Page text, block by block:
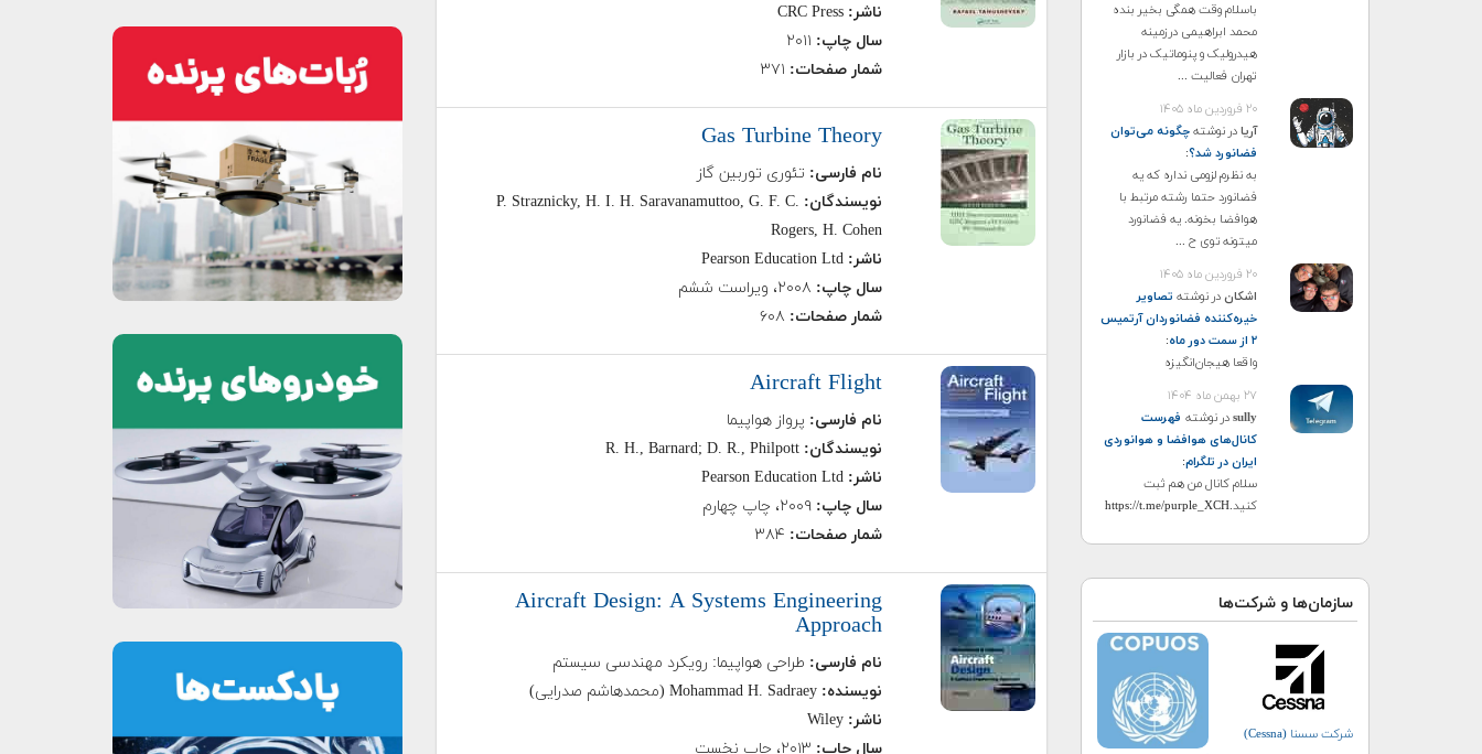
باسلام وقت همگی بخیر بنده
محمد ابراهیمی درزمینه
هیدرولیک و پنوماتیک در بازار
تهران فعالیت ...
۲۰ فروردین ماه ۱۴۰۵
آریادر نوشتهچگونه می‌توان
فضانورد شد؟:
به نظرم لزومی نداره که یه
فضانورد حتما رشته مرتبط با
هوافضا بخونه. یه فضانورد
میتونه توی ح ...
۲۰ فروردین ماه ۱۴۰۵
اشکاندر نوشته تصاویر
خیره‌کننده فضانوردان آرتمیس
۲ از سمت دور ماه
:
واقعا هیجان‌انگیزه
۲۷ بهمن ماه ۱۴۰۴
sullyدر نوشته فهرست
کانال‌های هوافضا و هوانوردی
ایران در تلگرام:
سلام کانال من هم ثبت
کنید.https://t.me/purple_XCH
سازمان‌ها و شرکت‌ها
شرکت سسنا (Cessna)
ناشر:
سال چاپ:
شمار صفحات:
Gas Turbine Theory
نام فارسی: تئوری توربین گاز
نویسندگان: P. Straznicky, H. I. H. Saravanamuttoo, G. F. C.
Rogers, H. Cohen
ناشر:
سال چاپ:
شمار صفحات:
Aircraft Flight
نام فارسی: پرواز هواپیما
نویسندگان: R. H., Barnard; D. R., Philpott
ناشر:
سال چاپ:
شمار صفحات:
Aircraft Design: A Systems Engineering
Approach
نام فارسی: طراحی هواپیما: رویکرد مهندسی سیستم
نویسنده: Mohammad H. Sadraey (محمدهاشم صدرایی)
ناشر: Wiley
سال چاپ: